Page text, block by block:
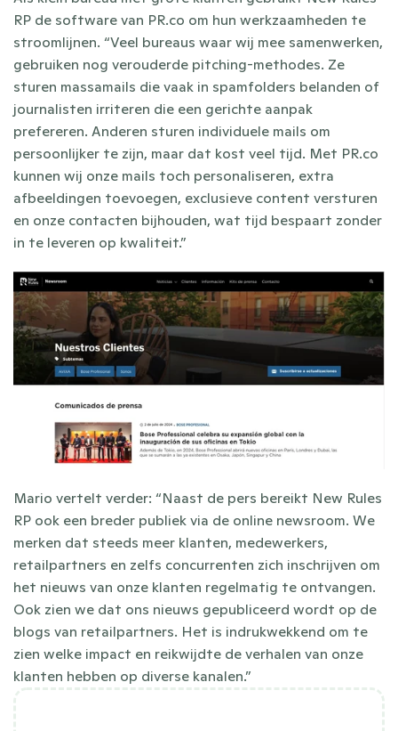
RP de software van PR.co om hun werkzaamheden te
stroomlijnen. “Veel bureaus waar wij mee samenwerken,
gebruiken nog verouderde pitching-methodes. Ze
sturen massamails die vaak in spamfolders belanden of
journalisten irriteren die een gerichte aanpak
prefereren. Anderen sturen individuele mails om
persoonlijker te zijn, maar dat kost veel tijd. Met PR.co
kunnen wij onze mails toch personaliseren, extra
afbeeldingen toevoegen, exclusieve content versturen
en onze contacten bijhouden, wat tijd bespaart zonder
in te leveren op kwaliteit.”
Mario vertelt verder: “Naast de pers bereikt New Rules
RP ook een breder publiek via de online newsroom. We
merken dat steeds meer klanten, medewerkers,
retailpartners en zelfs concurrenten zich inschrijven om
het nieuws van onze klanten regelmatig te ontvangen.
Ook zien we dat ons nieuws gepubliceerd wordt op de
blogs van retailpartners. Het is indrukwekkend om te
zien welke impact en reikwijdte de verhalen van onze
klanten hebben op diverse kanalen.”